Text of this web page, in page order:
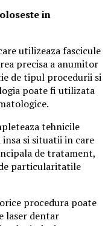
in
utilizeaza fascicule
precisa a anumitor
de tipul procedurii si
poate fi utilizata
tehnicile
si situatii in care
de tratament,
particularitatile
procedura poate
laser dentar